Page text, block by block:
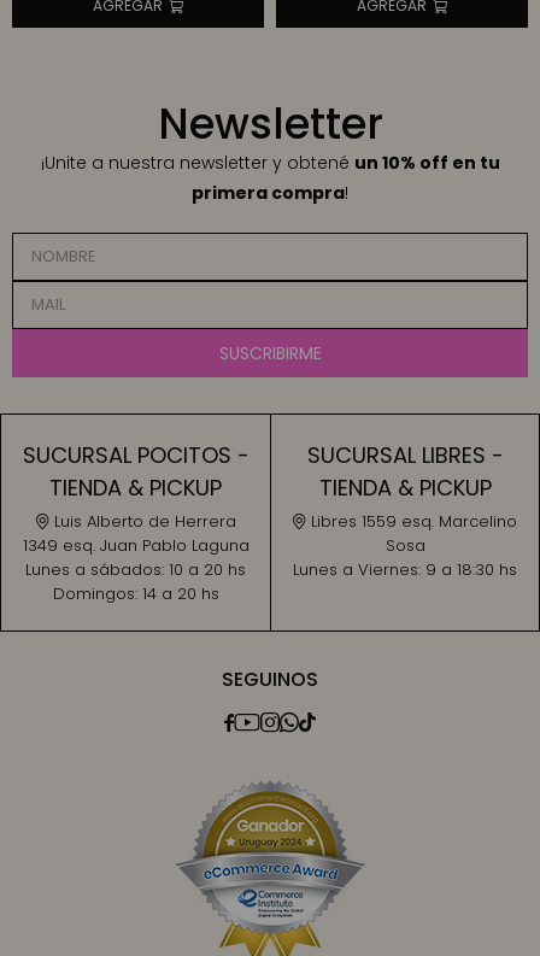
SEGUINOS

Newsletter
¡Unite a nuestra newsletter y obtené un 10% off en tu
primera compra!
SUSCRIBIRME
SUCURSAL POCITOS -
TIENDA & PICKUP
Luis Alberto de Herrera
1349 esq. Juan Pablo Laguna
Lunes a sábados: 10 a 20 hs
Domingos: 14 a 20 hs
SUCURSAL LIBRES -
TIENDA & PICKUP
Libres 1559 esq. Marcelino
Sosa
Lunes a Viernes: 9 a 18:30 hs